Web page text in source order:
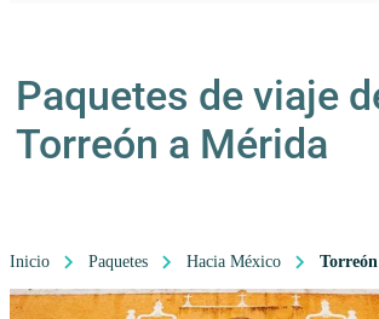
Paquetes de viaje
Torreón a Mérida
Inicio Paquetes Hacia México